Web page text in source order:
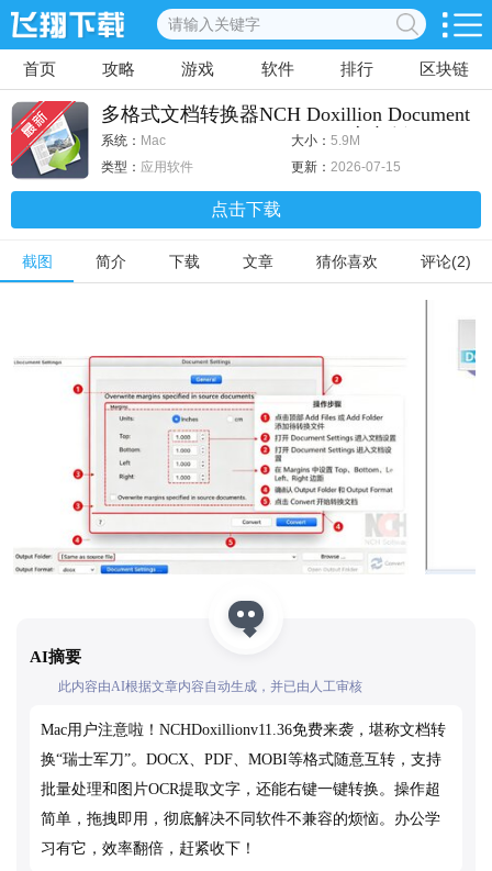
首页 攻略 游戏 软件 排行 区块链
多格式文档转换器NCH Doxillion Document
Converter for Mac v11.36 Mac官方版
系统： Mac 大小： 5.9M
类型： 应用软件 更新： 2026-07-15
点击下载
截图 简介 下载 文章 猜你喜欢 评论(2)
AI摘要
此内容由AI根据文章内容自动生成，并已由人工审核
Mac用户注意啦！NCHDoxillionv11.36免费来袭，堪称文档转
换“瑞士军刀”。DOCX、PDF、MOBI等格式随意互转，支持
批量处理和图片OCR提取文字，还能右键一键转换。操作超
简单，拖拽即用，彻底解决不同软件不兼容的烦恼。办公学
习有它，效率翻倍，赶紧收下！